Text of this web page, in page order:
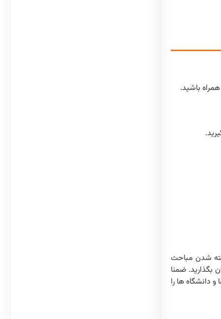
باشید.
شدن مباحث
بگذارید. ضمنا
دانشگاه ها را